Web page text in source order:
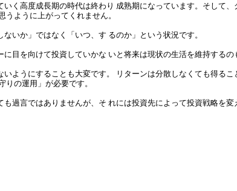
く高度成長期の時代は終わり 成熟期になっています。そして
ように上がってくれません。
いか」ではなく「いつ、す るのか」という状況です。
目を向けて投資していかな いと将来は現状の生活を維持するの
ようにすることも大変です。 リターンは分散しなくても得る
りの運用」が必要です。
過言ではありませんが、そ れには投資先によって投資戦略を変